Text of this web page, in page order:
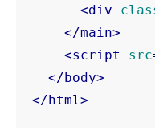
<div
</main>
<script src
</body>
</html >